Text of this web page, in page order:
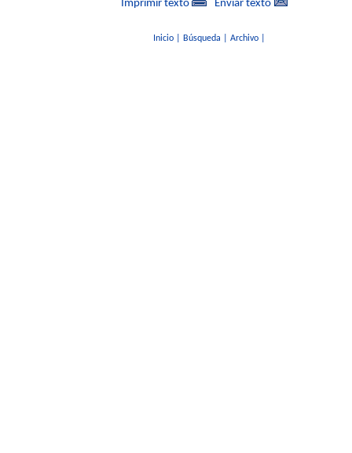
Imprimir texto Enviar texto
Inicio| Búsqueda Archivo|